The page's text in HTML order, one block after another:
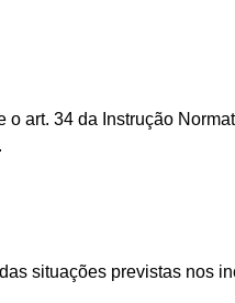
art. 34 da Instrução
situações previstas nos